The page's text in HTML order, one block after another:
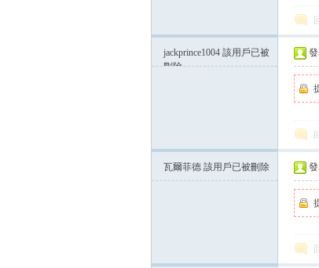
jackprince1004 該用戶已被
刪除
瓦爾菲德 該用戶已被刪除